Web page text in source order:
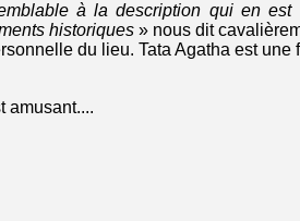
à la description qui en
historiques» nous dit
du lieu. Tata Agatha est une
amusant....